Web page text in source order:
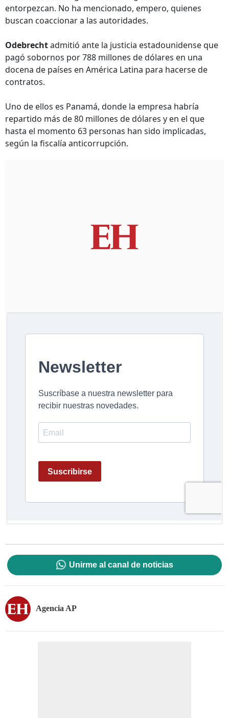
entorpezcan. No ha mencionado, empero, quienes
buscan coaccionar a las autoridades.
Odebrechtadmitió ante la justicia estadounidense que
pagó sobornos por 788 millones de dólares en una
docena de países en América Latina para hacerse de
contratos.
Uno de ellos es Panamá, donde la empresa habría
repartido más de 80 millones de dólares y en el que
hasta el momento 63 personas han sido implicadas,
según la fiscalía anticorrupción.
Unirme al canal de noticias
Agencia AP